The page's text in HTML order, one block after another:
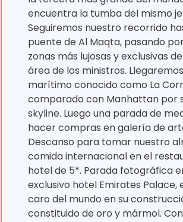
encuentra la tumba del mismo
Seguiremos nuestro recorrido
puente de Al Maqta, pasando
zonas más lujosas y exclusivas
área de los ministros.
marítimo conocido como La
comparado con Manhattan por
skyline. Luego una parada de
hacer compras en galería de
Descanso para tomar nuestro
comida internacional en el
hotel de 5*. Parada fotográfica
exclusivo hotel Emirates Palace,
caro del mundo en su
constituido de oro y mármol.